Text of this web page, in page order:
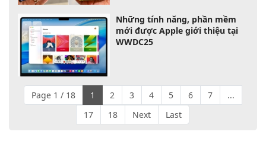
Những tính năng, phần mềm
mới được Apple giới thiệu tại
WWDC25
Page 1 / 18 1 2 3 4 5 6 7
...
17
18 Next Last